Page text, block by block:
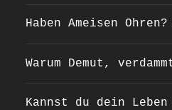
Haben Ameisen Ohren?
Warum Demut,
Kannst du dein